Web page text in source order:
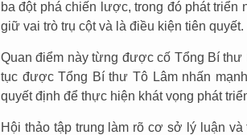
ba đột phá chiến lược, trong đó phát
giữ vai trò trụ cột và là điều kiện tiên quyết.
Quan điểm này từng được cố Tổng Bí
tục được Tổng Bí thư Tô Lâm nhấn
quyết định để thực hiện khát vọng phát
Hội thảo tập trung làm rõ cơ sở lý luận